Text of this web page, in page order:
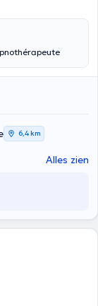
6,4 km
Alles zien